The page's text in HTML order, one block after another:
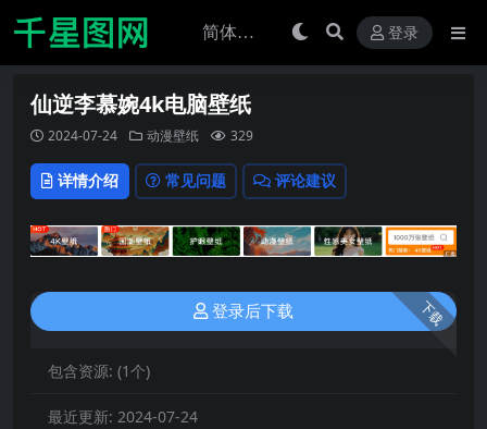
登录
仙逆李慕婉4k电脑壁纸
2024-07-24 动漫壁纸 329
详情介绍 常见问题 评论建议
下载
登录后下载
包含资源: (1个)
最近更新: 2024-07-24